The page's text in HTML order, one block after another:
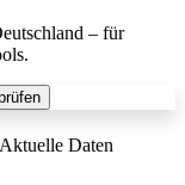
– für
Aktuelle Daten